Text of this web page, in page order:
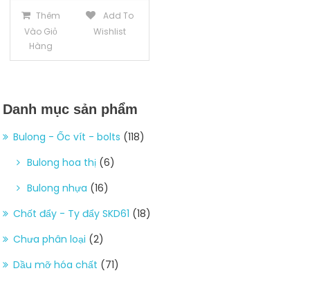
Thêm
Vào Giỏ
Hàng
Add To
Wishlist
Danh mục sản phẩm
Bulong - Ốc vít - bolts (118)
Bulong hoa thị (6)
Bulong nhựa (16)
Chốt đẩy - Ty đẩy SKD61 (18)
Chưa phân loại (2)
Dầu mỡ hóa chất (71)